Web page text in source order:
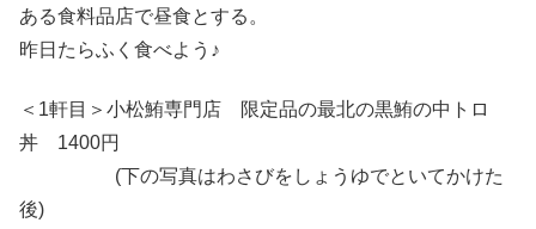
ある食料品店で昼食とする。
昨日たらふく食べよう♪
＜1軒目＞小松鮪専門店 限定品の最北の黒鮪の中トロ
丼 1400円
(下の写真はわさびをしょうゆでといてかけた
後)